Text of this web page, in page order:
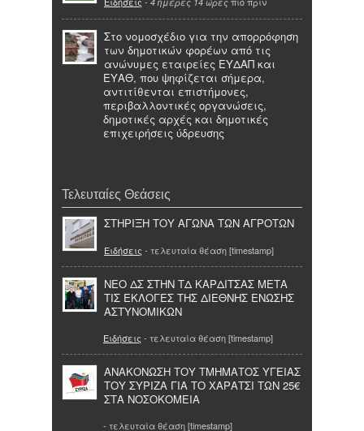
Στο νομοσχέδιο για την απορρόφηση
των δημοτικών φορέων από τις
ανώνυμες εταιρείες ΕΥΔΑΠ και
ΕΥΑΘ, που ψηφίζεται σήμερα,
αντιτίθενται επιστήμονες,
περιβαλλοντικές οργανώσεις,
δημοτικές αρχές και δημοτικές
επιχειρήσεις ύδρευσης
Τελευταίες Θεάσεις
ΣΤΗΡΙΞΗ ΤΟΥ ΑΓΩΝΑ ΤΩΝ ΑΓΡΟΤΩΝ
Ειδήσεις - τελευταία θέαση [timestamp]
ΝΕΟ ΔΣ ΣΤΗΝ ΤΔ ΚΑΡΔΙΤΣΑΣ ΜΕΤΑ
ΤΙΣ ΕΚΛΟΓΕΣ ΤΗΣ ΔΙΕΘΝΗΣ ΕΝΩΣΗΣ
ΑΣΤΥΝΟΜΙΚΩΝ
Ειδήσεις - τελευταία θέαση [timestamp]
ΑΝΑΚΟΝΩΣΗ ΤΟΥ ΤΜΗΜΑΤΟΣ ΥΓΕΙΑΣ
ΤΟΥ ΣΥΡΙΖΑ ΓΙΑ ΤΟ ΧΑΡΑΤΣΙ ΤΩΝ 25€
ΣΤΑ ΝΟΣΟΚΟΜΕΙΑ
- τελευταία θέαση [timestamp]